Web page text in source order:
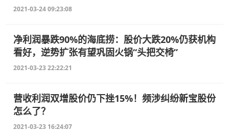
2021-03-24 09:23:08
净利润暴跌90%的海底捞：股价大跌20%仍获机构
看好，逆势扩张有望巩固火锅“头把交椅”
2021-03-23 22:22:21
营收利润双增股价仍下挫15%！频涉纠纷新宝股份
怎么了？
2021-03-23 16:24:07